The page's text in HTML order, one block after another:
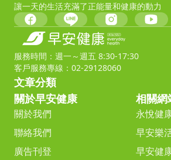
讓一天的生活充滿了正能量和健康的動力
服務時間：週一～週五 8:30-17:30
客戶服務專線：02-29128060
文章分類
關於早安健康
關於我們
聯絡我們
廣告刊登
相關網
永悅健
早安樂
早安健